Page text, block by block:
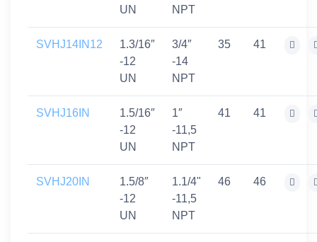
UN
NPT
SVHJ14IN12
1.3/16″
-12
UN
3/4″
-14
NPT
35 41
SVHJ16IN
1.5/16″
-12
UN
1″
-11,5
NPT
41 41
SVHJ20IN
1.5/8″
-12
UN
1.1/4"
-11,5
NPT
46 46